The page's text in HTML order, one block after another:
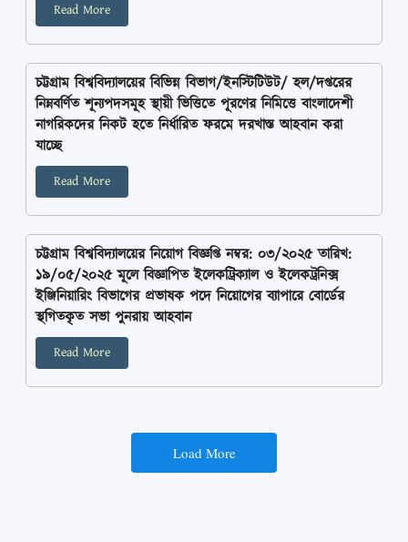
Read More
চট্টগ্রাম বিশ্ববিদ্যালয়ের বিভিন্ন বিভাগ/ইনস্টিটিউট/ হল/দপ্তরের
নিম্নবর্ণিত শূন্যপদসমূহ স্থায়ী ভিত্তিতে পূরণের নিমিত্তে বাংলাদেশী
নাগরিকদের নিকট হতে নির্ধারিত ফরমে দরখাস্ত আহবান করা
যাচ্ছে
Read More
চট্টগ্রাম বিশ্ববিদ্যালয়ের নিয়োগ বিজ্ঞপ্তি নম্বর: ০৩/২০২৫ তারিখ:
১৯/০৫/২০২৫ মূলে বিজ্ঞাপিত ইলেকট্রিক্যাল ও ইলেকট্রনিক্স
ইঞ্জিনিয়ারিং বিভাগের প্রভাষক পদে নিয়োগের ব্যাপারে বোর্ডের
স্থগিতকৃত সভা পুনরায় আহবান
Read More
Load More